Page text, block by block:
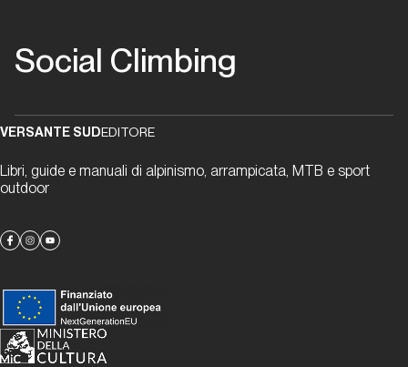
Meridiani
Montagne
Dalla carta
all'etere
Social Climbing
VERSANTE SUDEDITORE
Libri, guide e manuali di alpinismo, arrampicata, MTB e sport
outdoor